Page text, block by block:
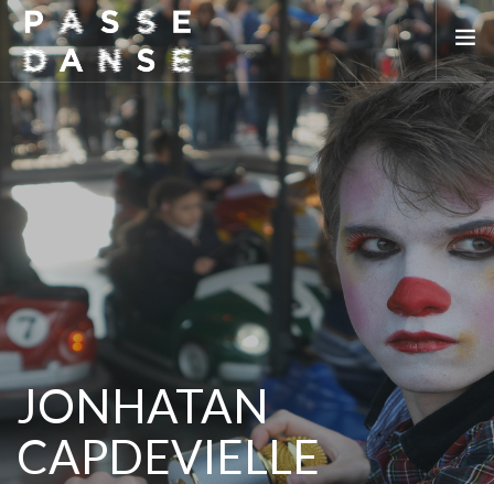
LA SAISON 25/26
MAI DE LA DANSE
LE PASSEDANSE
LES LIEUX PARTENAIRES
ADHÉREZ
JONHATAN
CAPDEVIELLE